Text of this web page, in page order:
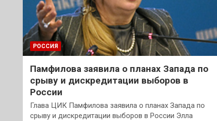
РОССИЯ
Памфилова заявила о планах Запада по
срыву и дискредитации выборов в
России
Глава ЦИК Памфилова заявила о планах Запада по
срыву и дискредитации выборов в России Элла